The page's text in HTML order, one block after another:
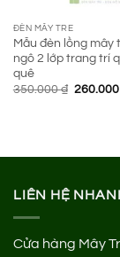
ĐÈN MÂY TRE
Mẫu đèn lồng mây
ngô 2 lớp trang trí
quê
350.000₫ Giá
260.000
LIÊN HỆ
Cửa hàng Mây